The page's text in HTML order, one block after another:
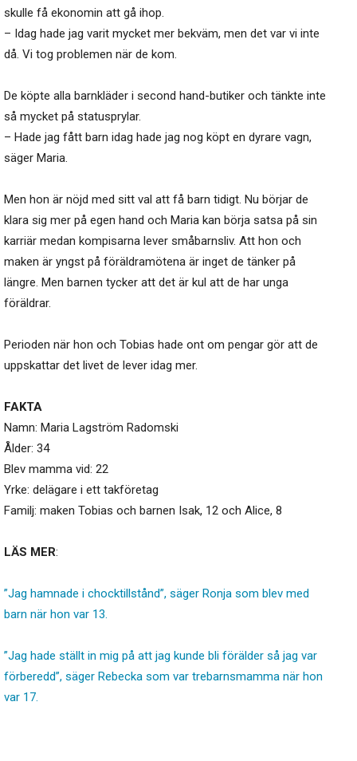
skulle få ekonomin att gå ihop.
– Idag hade jag varit mycket mer bekväm, men det var vi inte
då. Vi tog problemen när de kom.
De köpte alla barnkläder i second hand-butiker och tänkte inte
så mycket på statusprylar.
– Hade jag fått barn idag hade jag nog köpt en dyrare vagn,
säger Maria.
Men hon är nöjd med sitt val att få barn tidigt. Nu börjar de
klara sig mer på egen hand och Maria kan börja satsa på sin
karriär medan kompisarna lever småbarnsliv. Att hon och
maken är yngst på föräldramötena är inget de tänker på
längre. Men barnen tycker att det är kul att de har unga
föräldrar.
Perioden när hon och Tobias hade ont om pengar gör att de
uppskattar det livet de lever idag mer.
FAKTA
Namn: Maria Lagström Radomski
Ålder: 34
Blev mamma vid: 22
Yrke: delägare i ett takföretag
Familj: maken Tobias och barnen Isak, 12 och Alice, 8
LÄS MER:
”Jag hamnade i chocktillstånd”, säger Ronja som blev med
barn när hon var 13.
”Jag hade ställt in mig på att jag kunde bli förälder så jag var
förberedd”, säger Rebecka som var trebarnsmamma när hon
var 17.